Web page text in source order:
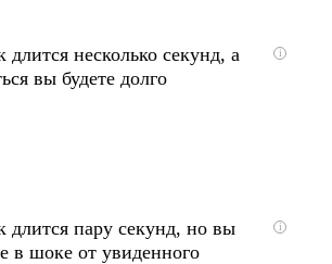
i
длится несколько секунд, а
вы будете долго
i
длится пару секунд, но вы
в шоке от увиденного